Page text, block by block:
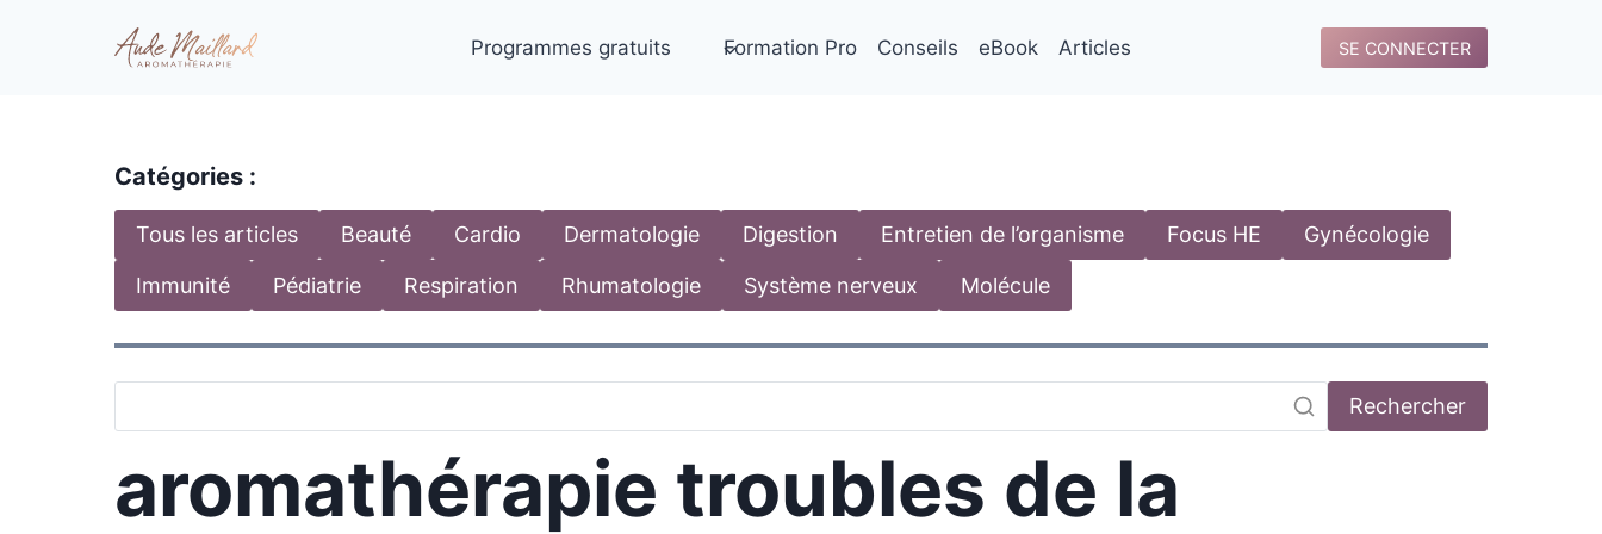
Programmes gratuits Formation Pro Conseils eBook Articles SE CONNECTER
Catégories :
Tous les articles Beauté Cardio Dermatologie Digestion Entretien de l’organisme Focus HE Gynécologie
Immunité Pédiatrie Respiration Rhumatologie Système nerveux Molécule
Rechercher
aromathérapie troubles de la